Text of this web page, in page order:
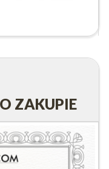
ZAKUPIE